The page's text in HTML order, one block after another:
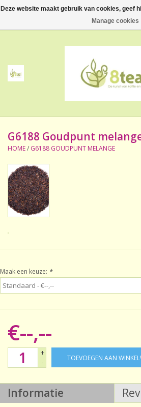
0
Thee
Accessoires
NIEUW! Verpakte thee
BeppeDeli en 8tea1
Contact
Sale!
Laatste kans!
G6188 Goudpunt
HOME/ G6188 GOUDPUNT MELANGE
Maak een keuze: *
€--,--
+
-
TOEVOEGEN AAN
Informatie
Deze website maakt gebruik van cookies, geef
Manage cookies